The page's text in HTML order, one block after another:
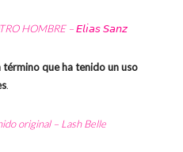
HOMBRE – 𝘌𝘭𝘪𝘢𝘴 𝘚𝘢𝘯𝘻
término que ha tenido un uso
.
original – Lash Belle